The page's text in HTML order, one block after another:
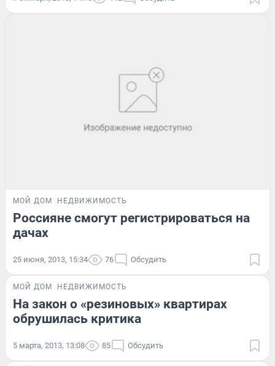
МОЙ ДОМ НЕДВИЖИМОСТЬ
Россияне смогут регистрироваться на
дачах
25 июня, 2013, 15:34 76 Обсудить
МОЙ ДОМ НЕДВИЖИМОСТЬ
На закон о «резиновых» квартирах
обрушилась критика
5 марта, 2013, 13:08 85 Обсудить